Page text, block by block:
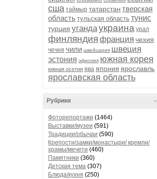
сша таймыр татарстан тверская
область тульская область тунис
турция угандаукраина урал
финляндия франция чехия
чечня чили швейцария швеция
эстония эфиопия южная корея
южная осетия ява япония ярославль
ярославская область
-
Рубрики
Фоторепортажи (1464)
Выставки/музеи (591)
Традиции/обычаи (590)
Крепости/замки/монастыри/ кремли/
храмы/мечети (460)
Памятники (360)
Детская тема (307)
Блюда/кухня (250)